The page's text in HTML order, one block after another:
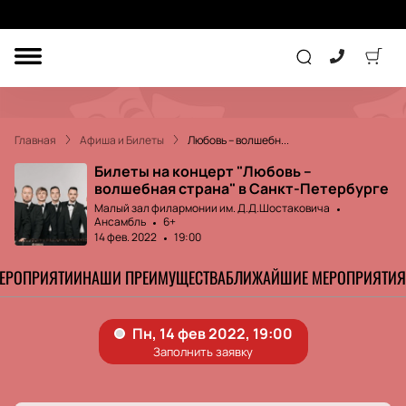
ДРУГОЕ
ПОДАРОЧНЫЕ
СЕРТИФИКАТЫ
Другое
Детский спектакль
Главная Афиша и Билеты Любовь – волшебн...
Билеты на концерт "Любовь –
волшебная страна" в Санкт-Петербурге
Малый зал филармонии им. Д.Д.Шостаковича
Ансамбль
6+
14 фев. 2022
19:00
НАШИ ПРЕИМУЩЕСТВАБЛИЖАЙШИЕ МЕРОПРИЯТИЯ